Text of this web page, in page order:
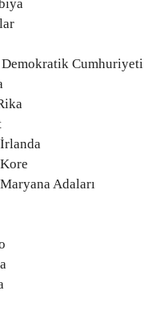
Cumhuriyeti
Adaları